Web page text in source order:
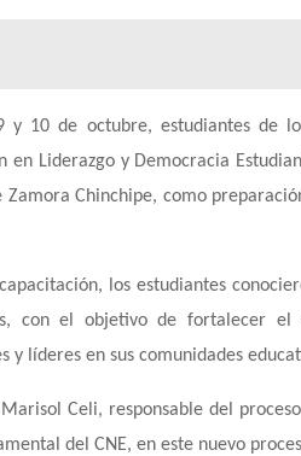
y 10 de octubre, estudiantes de
en Liderazgo y Democracia
Zamora Chinchipe, como
los estudiantes
con el objetivo de fortalecer el
y líderes en sus comunidades
Marisol Celi, responsable del
del CNE, en este nuevo